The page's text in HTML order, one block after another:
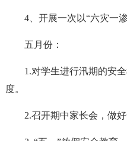
4、开展一次以“六灾一
五月份：
1.对学生进行汛期的安
度。
2.召开期中家长会，做好